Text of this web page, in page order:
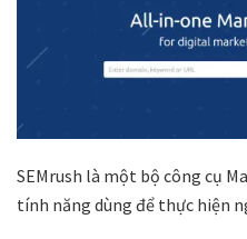
SEMrush là một bộ công cụ
tính năng dùng để thực hiện